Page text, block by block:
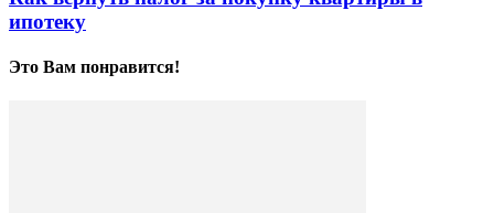
ипотеку
Это Вам понравится!